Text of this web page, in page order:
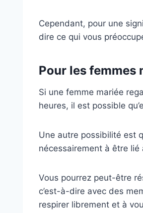
Cependant, pour une
dire ce qui vous
Pour les femmes
Si une femme mariée
heures, il est possible
Une autre possibilité est
nécessairement à être lié
Vous pourrez peut-être
c’est-à-dire avec des
respirer librement et à